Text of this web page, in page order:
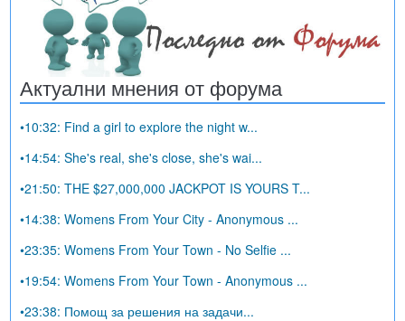
Актуални мнения от форума
•10:32: Find a girl to explore the night w...
•14:54: She's real, she's close, she's wai...
•21:50: THE $27,000,000 JACKPOT IS YOURS T...
•14:38: Womens From Your City - Anonymous ...
•23:35: Womens From Your Town - No Selfie ...
•19:54: Womens From Your Town - Anonymous ...
•23:38: Помощ за решения на задачи...